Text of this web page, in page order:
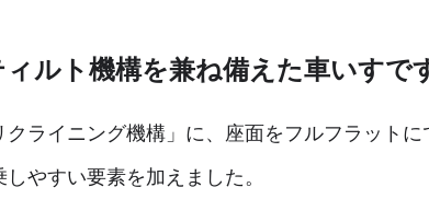
ルト機構を兼ね備えた車いすで
ライニング機構」に、座面をフルフラットに
やすい要素を加えました。